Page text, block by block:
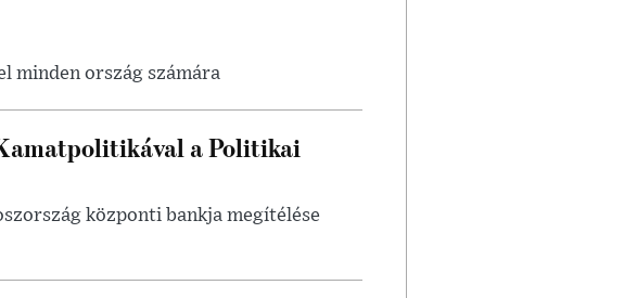
minden ország számára
a Politikai
központi bankja megítélése